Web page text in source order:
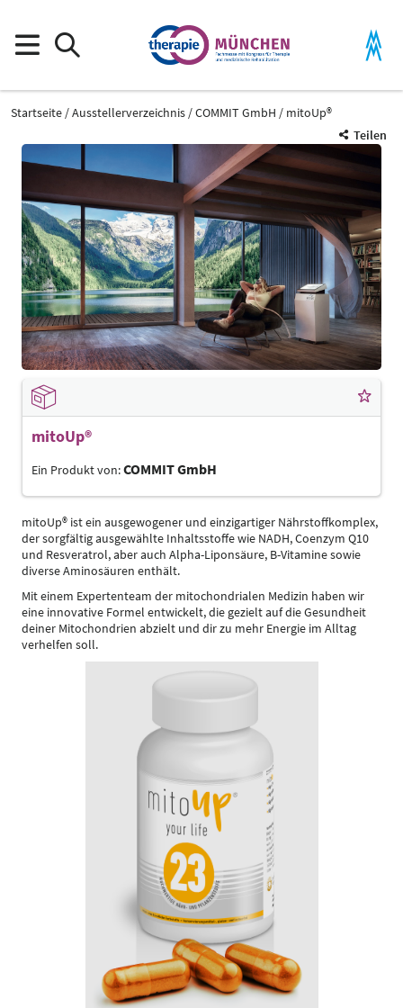
Startseite Ausstellerverzeichnis COMMIT GmbH
mitoUp®
Teilen
mitoUp®
Ein Produkt von:COMMIT GmbH
mitoUp® ist ein ausgewogener und einzigartiger Nährstoffkomplex,
der sorgfältig ausgewählte Inhaltsstoffe wie NADH, Coenzym Q10
und Resveratrol, aber auch Alpha-Liponsäure, B-Vitamine sowie
diverse Aminosäuren enthält.
Mit einem Expertenteam der mitochondrialen Medizin haben wir
eine innovative Formel entwickelt, die gezielt auf die Gesundheit
deiner Mitochondrien abzielt und dir zu mehr Energie im Alltag
verhelfen soll.